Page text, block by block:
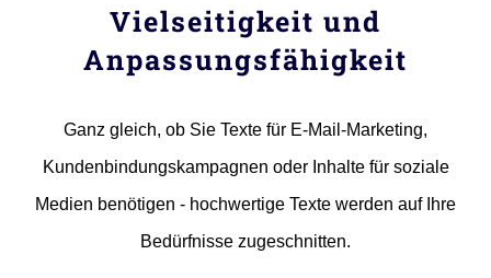
Vielseitigkeit und
Anpassungsfähigkeit
Ganz gleich, ob Sie Texte für E-Mail-Marketing,
Kundenbindungskampagnen oder Inhalte für soziale
Medien benötigen - hochwertige Texte werden auf Ihre
Bedürfnisse zugeschnitten.